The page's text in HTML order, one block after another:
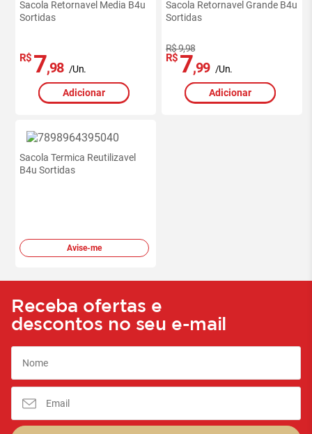
Sacola Retornavel Media B4u
Sortidas
R$ 7,98 /Un.
Adicionar
Sacola Retornavel Grande B4u
Sortidas
R$ 9,98
R$ 7,99 /Un.
Adicionar
Sacola Termica Reutilizavel
B4u Sortidas
Avise-me
Receba ofertas e
descontos no seu e-mail